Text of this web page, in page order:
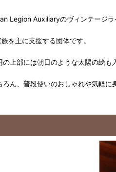
Legion Auxiliaryのヴィンテージラ
を主に支援する団体です。
上部には朝日のような太陽の絵も
ん、普段使いのおしゃれや気軽